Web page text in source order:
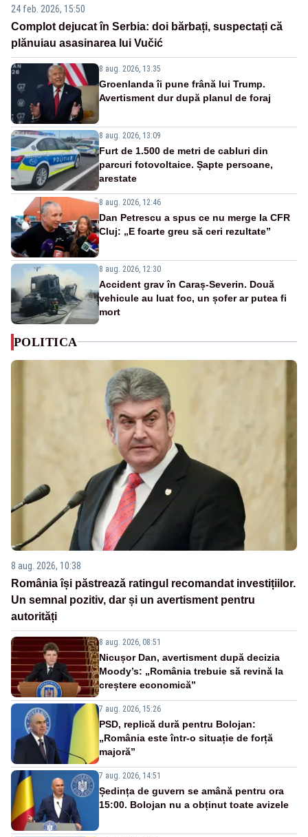
24 feb. 2026, 15:50
Complot dejucat în Serbia: doi bărbați, suspectați că
plănuiau asasinarea lui Vučić
8 aug. 2026, 13:35
Groenlanda îi pune frână lui Trump.
Avertisment dur după planul de foraj
8 aug. 2026, 13:09
Furt de 1.500 de metri de cabluri din
parcuri fotovoltaice. Șapte persoane,
arestate
8 aug. 2026, 12:46
Dan Petrescu a spus ce nu merge la CFR
Cluj: „E foarte greu să ceri rezultate”
8 aug. 2026, 12:30
Accident grav în Caraș-Severin. Două
vehicule au luat foc, un șofer ar putea fi
mort
POLITICA
8 aug. 2026, 10:38
România își păstrează ratingul recomandat investițiilor.
Un semnal pozitiv, dar și un avertisment pentru
autorități
8 aug. 2026, 08:51
Nicușor Dan, avertisment după decizia
Moody’s: „România trebuie să revină la
creștere economică”
7 aug. 2026, 15:26
PSD, replică dură pentru Bolojan:
„România este într-o situație de forță
majoră”
7 aug. 2026, 14:51
Ședința de guvern se amână pentru ora
15:00. Bolojan nu a obținut toate avizele